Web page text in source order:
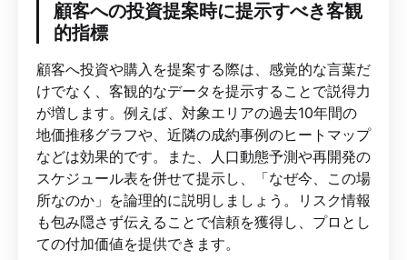
顧客への投資提案時に提示すべき客観
的指標
顧客へ投資や購入を提案する際は、感覚的な言葉だ
けでなく、客観的なデータを提示することで説得力
が増します。例えば、対象エリアの過去10年間の
地価推移グラフや、近隣の成約事例のヒートマップ
などは効果的です。また、人口動態予測や再開発の
スケジュール表を併せて提示し、「なぜ今、この場
所なのか」を論理的に説明しましょう。リスク情報
も包み隠さず伝えることで信頼を獲得し、プロとし
ての付加価値を提供できます。